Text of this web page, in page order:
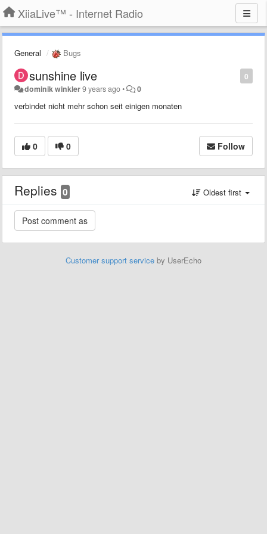
XiiaLive™ - Internet Radio
General Bugs
0
sunshine live
dominik winkler9 years ago• 0
verbindet nicht mehr schon seit einigen monaten
0 0 Follow
Replies 0 Oldest first
Customer support service by UserEcho